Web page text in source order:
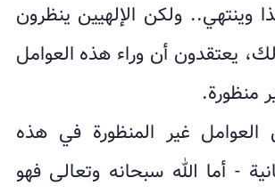
وينتهي.. ولكن الإلهيين ينظرون
يعتقدون أن وراء هذه العوامل
منظورة.
غير المنظورة في هذه
- أما الله سبحانه وتعالى فهو